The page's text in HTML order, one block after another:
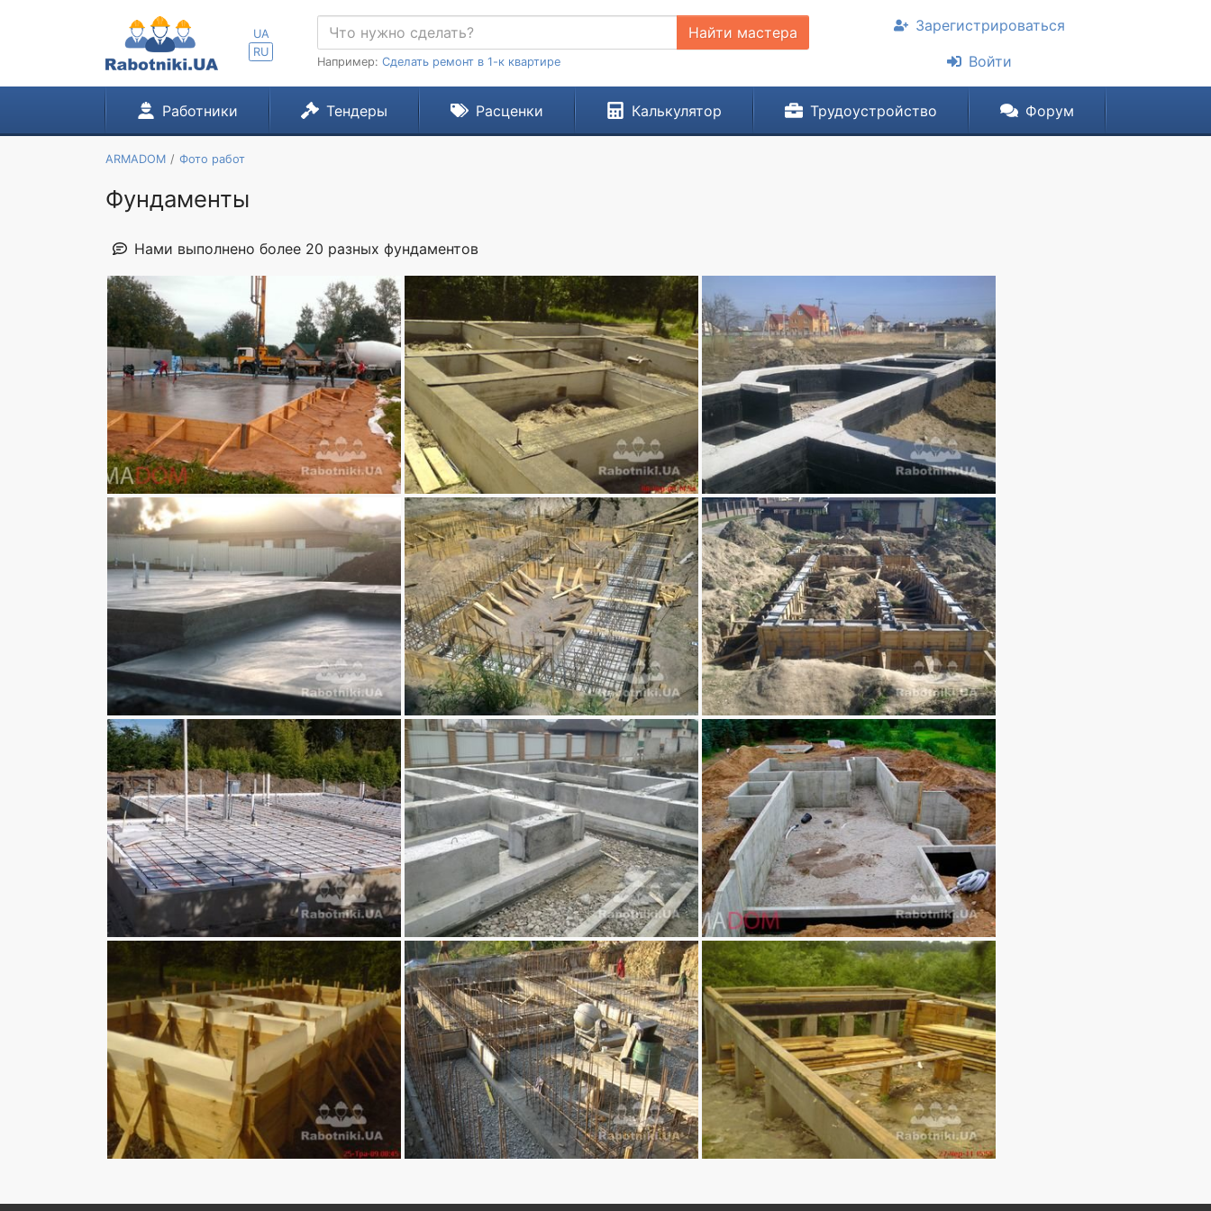
UA
RU
Найти мастера
Например: Сделать ремонт в 1-к квартире
Зарегистрироваться
Войти
Работники Тендеры Расценки Калькулятор Трудоустройство Форум
ARMADOM Фото работ
Фундаменты
Нами выполнено более 20 разных фундаментов